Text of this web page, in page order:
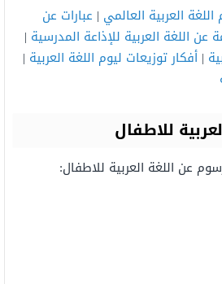
العربية العالمي | عبارات عن
عن اللغة العربية للإذاعة المدرسية |
| أفكار توزيعات ليوم اللغة العربية |
للاطفال
عن اللغة العربية للاطفال: